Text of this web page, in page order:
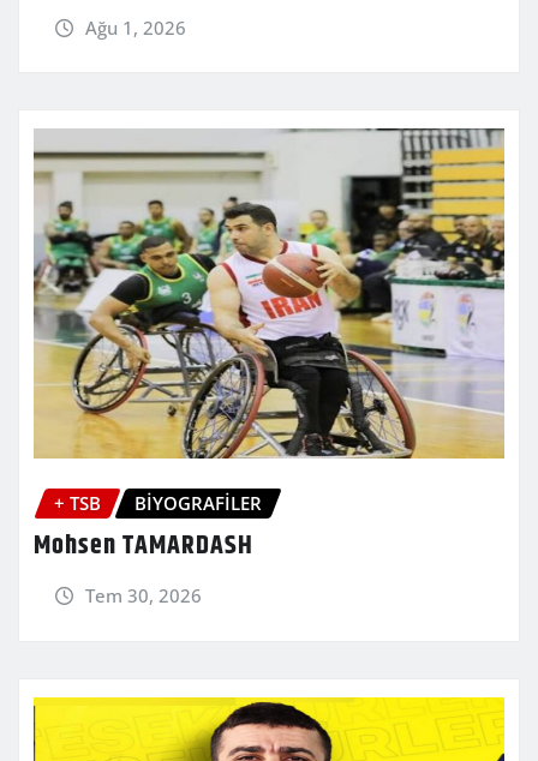
Ağu 1, 2026
+ TSB BİYOGRAFİLER
Mohsen TAMARDASH
Tem 30, 2026